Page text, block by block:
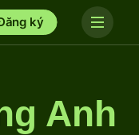
ký
Anh